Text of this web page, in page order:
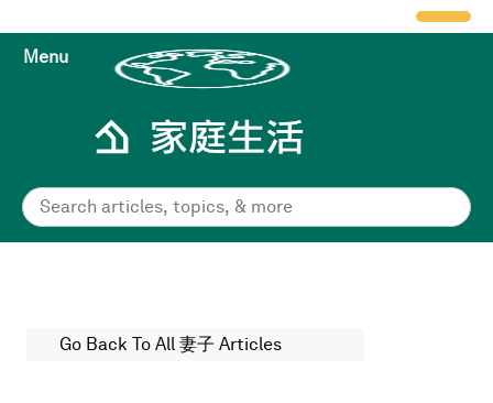
Menu
Go Back To All 妻子 Articles